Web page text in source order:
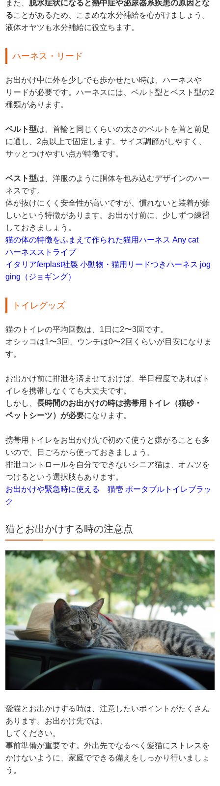
また、 脱水症状になると熱中症や泌尿器系疾患の原因とな
ることがあるため、こまめな水分補給を心がけましょう。
液体オヤツも水分補給に役立ちます。
ハーネス・リード
お出かけ中に外を少しでも歩かせたい時は、ハーネスや
リードが必要です。ハーネスには、ベルト型とベスト型の2
種類があります。
ベルト型は、首輪と同じくらいの太さのベルトを首と前足
に通し、2点以上で固定します。サイズ調節がしやすく、
サッとつけやすい点が特徴です。
ベスト型は、洋服のように胴体を包み込むデザインのハー
ネスです。
体が抜けにくく安全性が高いですが、慣れないと装着が難
しいという特徴があります。お出かけ前に、少しずつ練習
しておきましょう。
猫の体の特徴をふまえて作られた猫用ハーネス Any cat
ハーネスストライプ
イタリアferplast社製 小動物・猫用リードつきハーネス jog
ging（ジョギング）
トイレグッズ
猫のトイレの平均回数は、1日に2〜3回です。
オシッコは1〜3回、ウンチは0〜2回くらいが目安になりま
す。
お出かけ前に排泄を済ませておけば、半日程度であればト
イレを携帯しなくても大丈夫です。
しかし、長時間のお出かけの時は携帯用トイレ（猫砂・
ペットシーツ）が必要になります。
携帯用トイレをお出かけ先で初めて使うと嫌がることも多
いので、日ごろから使っておきましょう。
排泄コントロールを自分でできないシニア猫は、オムツを
つけるという選択肢もあります。
お出かけや緊急時に使える 猫壱 ポータブルトイレブラッ
ク
猫とお出かけする時の注意点
愛猫とお出かけする時は、注意したいポイントがたくさん
あります。お出かけ先では、
してください。
事前準備が重要です。外出先でなるべく愛猫にストレスを
かけないように、家庭でできる備えをしっかり行いましょ
う。